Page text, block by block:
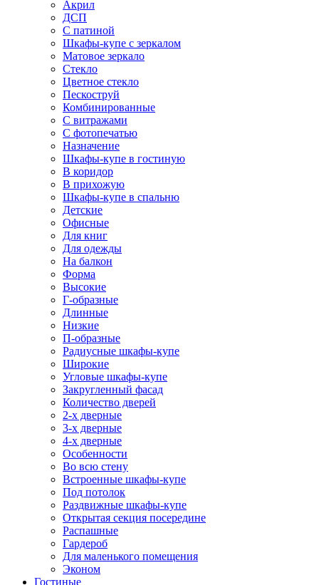
Акрил
ДСП
С патиной
Шкафы-купе с зеркалом
Матовое зеркало
Стекло
Цветное стекло
Пескоструй
Комбинированные
С витражами
С фотопечатью
Назначение
Шкафы-купе в гостиную
В коридор
В прихожую
Шкафы-купе в спальню
Детские
Офисные
Для книг
Для одежды
На балкон
Форма
Высокие
Г-образные
Длинные
Низкие
П-образные
Радиусные шкафы-купе
Широкие
Угловые шкафы-купе
Закругленный фасад
Количество дверей
2-х дверные
3-х дверные
4-х дверные
Особенности
Во всю стену
Встроенные шкафы-купе
Под потолок
Раздвижные шкафы-купе
Открытая секция посередине
Распашные
Гардероб
Для маленького помещения
Эконом
Гостиные